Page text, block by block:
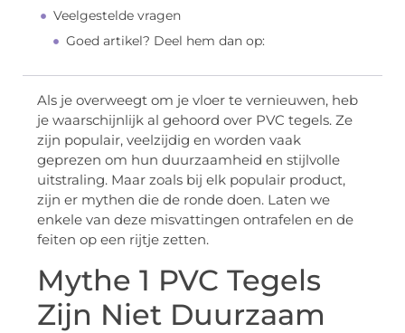
Veelgestelde vragen
Goed artikel? Deel hem dan op:
Als je overweegt om je vloer te vernieuwen, heb
je waarschijnlijk al gehoord over PVC tegels. Ze
zijn populair, veelzijdig en worden vaak
geprezen om hun duurzaamheid en stijlvolle
uitstraling. Maar zoals bij elk populair product,
zijn er mythen die de ronde doen. Laten we
enkele van deze misvattingen ontrafelen en de
feiten op een rijtje zetten.
Mythe 1 PVC Tegels
Zijn Niet Duurzaam